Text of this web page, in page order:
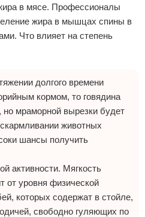
в мясе. Профессионалы
жира в мышцах спины в
Что влияет на степень
долгого времени
кормом, то говядина
но мраморной вырезки будет
животных
шансы получить
активности. Мягкость
от уровня физической
которых содержат в стойле,
свободно гуляющих по